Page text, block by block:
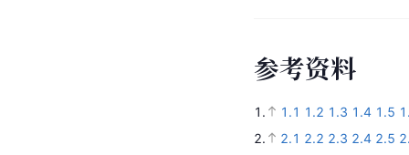
参考资料
1. 1.1 1.2 1.3 1.4 1.5
2.
2.1 2.2 2.3 2.4 2.5